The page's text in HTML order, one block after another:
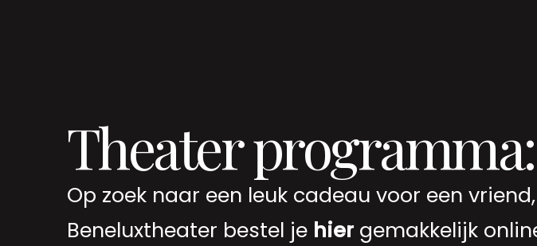
Theater
Op zoek naar een leuk cadeau voor een
Beneluxtheater bestel je hier gemakkelijk